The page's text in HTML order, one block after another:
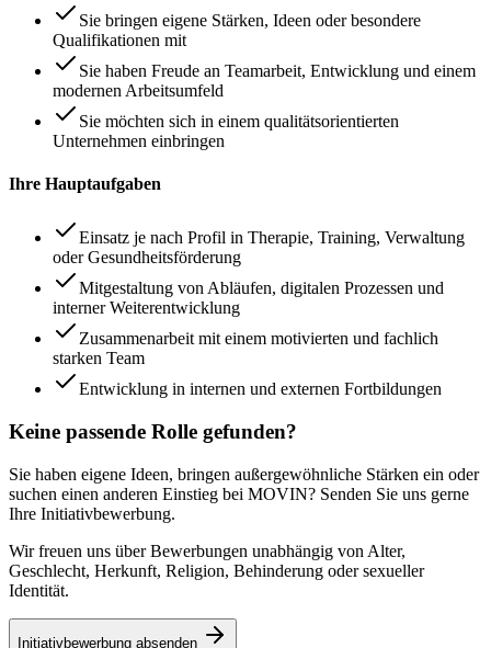
Sie bringen eigene Stärken, Ideen oder besondere
Qualifikationen mit
Sie haben Freude an Teamarbeit, Entwicklung und einem
modernen Arbeitsumfeld
Sie möchten sich in einem qualitätsorientierten
Unternehmen einbringen
Ihre Hauptaufgaben
Einsatz je nach Profil in Therapie, Training, Verwaltung
oder Gesundheitsförderung
Mitgestaltung von Abläufen, digitalen Prozessen und
interner Weiterentwicklung
Zusammenarbeit mit einem motivierten und fachlich
starken Team
Entwicklung in internen und externen Fortbildungen
Keine passende Rolle gefunden?
Sie haben eigene Ideen, bringen außergewöhnliche Stärken ein oder
suchen einen anderen Einstieg bei MOVIN? Senden Sie uns gerne
Ihre Initiativbewerbung.
Wir freuen uns über Bewerbungen unabhängig von Alter,
Geschlecht, Herkunft, Religion, Behinderung oder sexueller
Identität.
Initiativbewerbung absenden